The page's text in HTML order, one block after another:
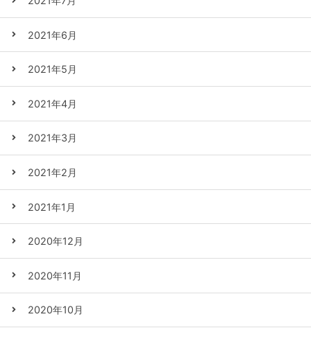
2021年6月
2021年5月
2021年4月
2021年3月
2021年2月
2021年1月
2020年12月
2020年11月
2020年10月